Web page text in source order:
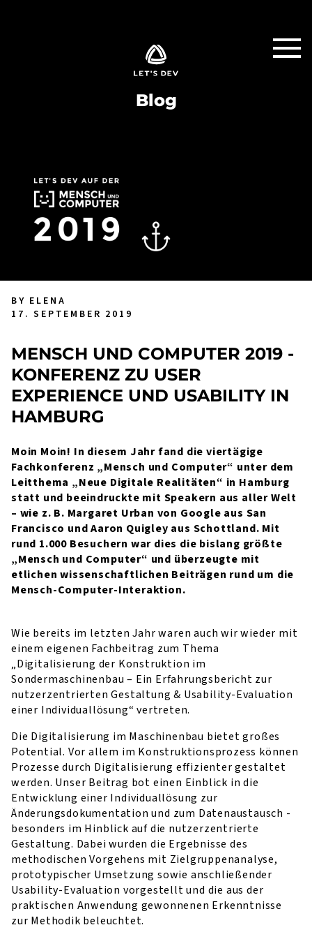
Blog
BY ELENA
17. SEPTEMBER 2019
MENSCH UND COMPUTER 2019 -
KONFERENZ ZU USER
EXPERIENCE UND USABILITY IN
HAMBURG
Moin Moin! In diesem Jahr fand die viertägige
Fachkonferenz „Mensch und Computer“ unter dem
Leitthema „Neue Digitale Realitäten“ in Hamburg
statt und beeindruckte mit Speakern aus aller Welt
– wie z. B. Margaret Urban von Google aus San
Francisco und Aaron Quigley aus Schottland. Mit
rund 1.000 Besuchern war dies die bislang größte
„Mensch und Computer“ und überzeugte mit
etlichen wissenschaftlichen Beiträgen rund um die
Mensch-Computer-Interaktion.
Wie bereits im letzten Jahr waren auch wir wieder mit
einem eigenen Fachbeitrag zum Thema
„Digitalisierung der Konstruktion im
Sondermaschinenbau – Ein Erfahrungsbericht zur
nutzerzentrierten Gestaltung & Usability-Evaluation
einer Individuallösung“ vertreten.
Die Digitalisierung im Maschinenbau bietet großes
Potential. Vor allem im Konstruktionsprozess können
Prozesse durch Digitalisierung effizienter gestaltet
werden. Unser Beitrag bot einen Einblick in die
Entwicklung einer Individuallösung zur
Änderungsdokumentation und zum Datenaustausch -
besonders im Hinblick auf die nutzerzentrierte
Gestaltung. Dabei wurden die Ergebnisse des
methodischen Vorgehens mit Zielgruppenanalyse,
prototypischer Umsetzung sowie anschließender
Usability-Evaluation vorgestellt und die aus der
praktischen Anwendung gewonnenen Erkenntnisse
zur Methodik beleuchtet.